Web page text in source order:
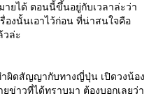
ายได้ ตอนนี้ขึ้นอยู่กับเวลาล่ะว่า
องนั้นเอาไว้ก่อน ที่น่าสนใจคือ
วล่ะ
ผิดสัญญากับทางญี่ปุ่น เปิดวงน้อง
ยข่าวที่ได้ทราบมา ต้องบอกเลยว่า